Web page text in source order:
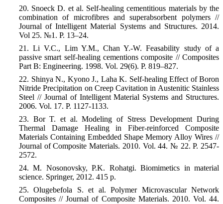
20. Snoeck D. et al. Self-healing cementitious materials by the
combination of microfibres and superabsorbent polymers //
Journal of Intelligent Material Systems and Structures. 2014.
Vol 25. №1. P. 13–24.
21. Li V.C., Lim Y.M., Chan Y.-W. Feasability study of a
passive smart self-healing cementions composite // Composites
Part B: Engineering. 1998. Vol. 29(6). P. 819–827.
22. Shinya N., Kyono J., Laha K. Self-healing Effect of Boron
Nitride Precipitation on Creep Cavitation in Austenitic Stainless
Steel // Journal of Intelligent Material Systems and Structures.
2006. Vol. 17. P. 1127-1133.
23. Bor T. et al. Modeling of Stress Development During
Thermal Damage Healing in Fiber-reinforced Composite
Materials Containing Embedded Shape Memory Alloy Wires //
Journal ofComposite Materials. 2010. Vol. 44.№ 22. P. 2547-
2572.
24. M. Nosonovsky, P.K. Rohatgi. Biomimetics in material
science. Springer, 2012. 415 p.
25. Olugebefola S. et al. Polymer Microvascular Network
Composites // Journal of Composite Materials. 2010. Vol. 44.